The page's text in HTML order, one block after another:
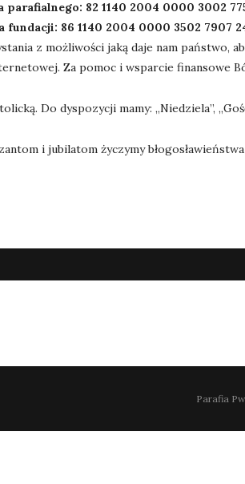
parafialnego: 82 1140 2004 0000 3002
fundacji: 86 1140 2004 0000 3502 7907
z możliwości jaką daje nam państwo,
Za pomoc i wsparcie finansowe
Do dyspozycji mamy: „Niedziela”,
i jubilatom życzymy
Parafia